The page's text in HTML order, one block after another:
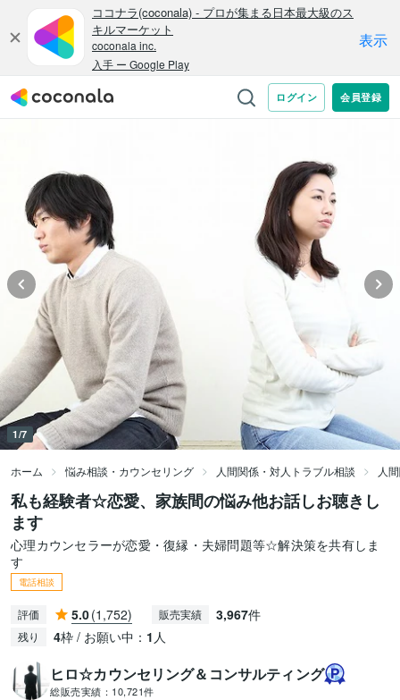
1/7
ホーム 悩み相談・カウンセリング 人間関係・対人トラブル相談 人
私も経験者☆恋愛、家族間の悩み他お話しお聴きし
ます
心理カウンセラーが恋愛・復縁・夫婦問題等☆解決策を共有しま
す
電話相談
評価 5.0(1,752) 販売実績 3,967件
残り 4枠 / お願い中： 1 人
ヒロ☆カウンセリング＆コンサルティング
総販売実績： 10,721件